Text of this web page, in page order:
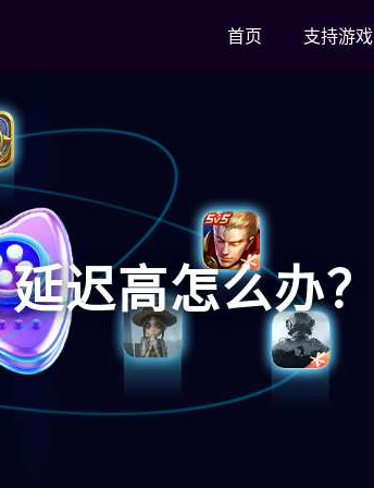
首页 支持游戏
延迟高怎么办？